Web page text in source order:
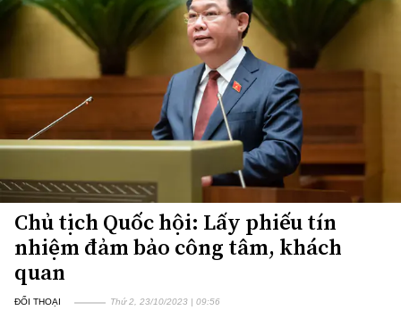
Chủ tịch Quốc hội: Lấy phiếu tín
nhiệm đảm bảo công tâm, khách
quan
ĐỐI THOẠI Thứ 2, 23/10/2023 | 09:56